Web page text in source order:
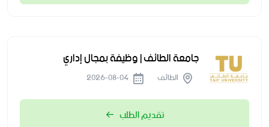
جامعة الطائف | وظيفة بمجال إداري
الطائف
تقديم الطلب